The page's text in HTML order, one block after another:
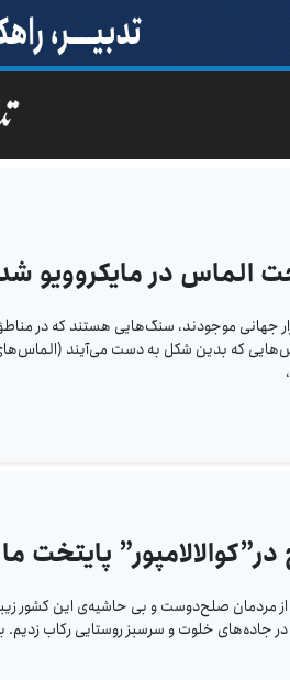
الماس در مایکروویو
که در بازار جهانی موجودند، سنگ‌هایی هستند که
که بدین شکل به دست می‌آیند
پایتخت
مردمان صلح‌دوست و بی حاشیه‌ی این کشور
در جاده‌های خلوت و سرسبز روستایی رکاب زدیم.